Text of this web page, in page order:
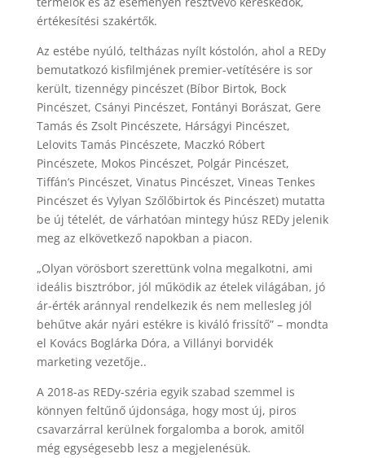
értékesítési szakértők.
Az estébe nyúló, teltházas nyílt kóstolón, ahol a REDy
bemutatkozó kisfilmjének premier-vetítésére is sor
került, tizennégy pincészet (Bíbor Birtok, Bock
Pincészet, Csányi Pincészet, Fontányi Borászat, Gere
Tamás és Zsolt Pincészete, Hárságyi Pincészet,
Lelovits Tamás Pincészete, Maczkó Róbert
Pincészete, Mokos Pincészet, Polgár Pincészet,
Tiffán’s Pincészet, Vinatus Pincészet, Vineas Tenkes
Pincészet és Vylyan Szőlőbirtok és Pincészet) mutatta
be új tételét, de várhatóan mintegy húsz REDy jelenik
meg az elkövetkező napokban a piacon.
„Olyan vörösbort szerettünk volna megalkotni, ami
ideális bisztróbor, jól működik az ételek világában, jó
ár-érték aránnyal rendelkezik és nem mellesleg jól
behűtve akár nyári estékre is kiváló frissítő” – mondta
el Kovács Boglárka Dóra, a Villányi borvidék
marketing vezetője..
A 2018-as REDy-széria egyik szabad szemmel is
könnyen feltűnő újdonsága, hogy most új, piros
csavarzárral kerülnek forgalomba a borok, amitől
még egységesebb lesz a megjelenésük.